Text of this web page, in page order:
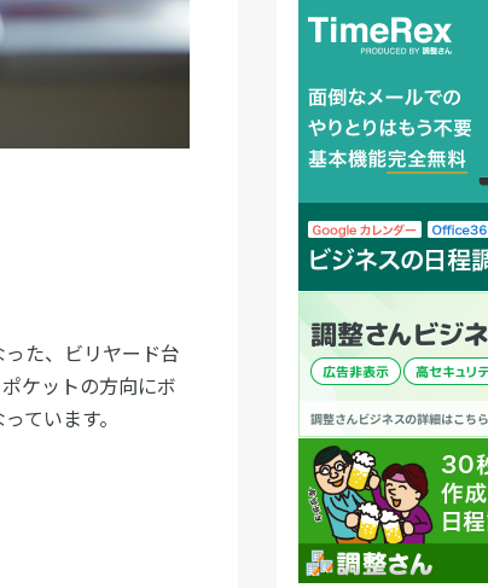
た、ビリヤード台
ケットの方向にボ
ています。